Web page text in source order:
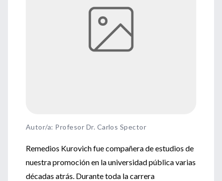
Autor/a: Profesor Dr. Carlos Spector
Remedios Kurovich fue compañera de estudios de
nuestra promoción en la universidad pública varias
décadas atrás. Durante toda la carrera